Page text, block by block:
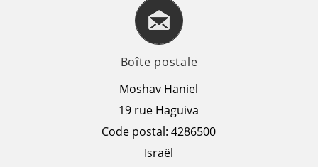
Boîte postale
Moshav Haniel
19 rue Haguiva
Code postal: 4286500
Israël